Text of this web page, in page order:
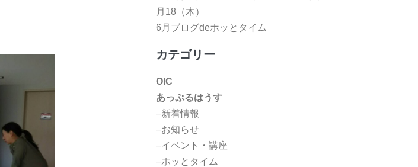
月18（木）
6月ブログdeホッとタイム
カテゴリー
OIC
あっぷるはうす
–新着情報
–お知らせ
–イベント・講座
–ホッとタイム